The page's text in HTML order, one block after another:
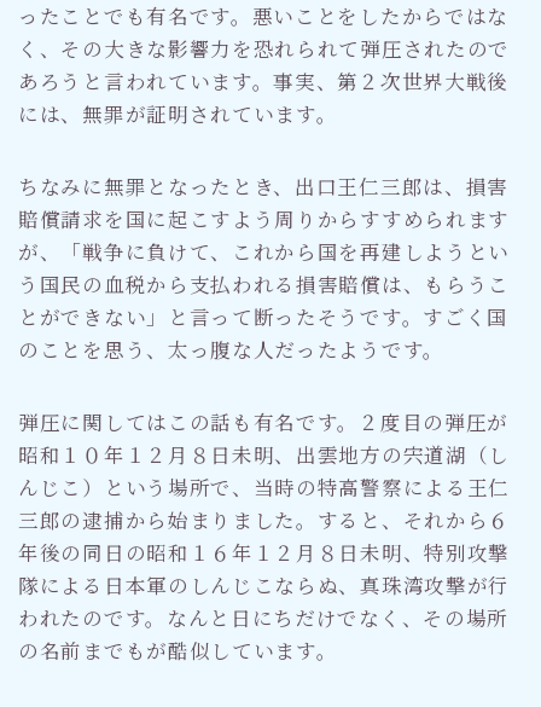
ったことでも有名です。悪いことをしたからではな
く、その大きな影響力を恐れられて弾圧されたので
あろうと言われています。事実、第２次世界大戦後
には、無罪が証明されています。
ちなみに無罪となったとき、出口王仁三郎は、損害
賠償請求を国に起こすよう周りからすすめられます
が、「戦争に負けて、これから国を再建しようとい
う国民の血税から支払われる損害賠償は、もらうこ
とができない」と言って断ったそうです。すごく国
のことを思う、太っ腹な人だったようです。
弾圧に関してはこの話も有名です。２度目の弾圧が
昭和１０年１２月８日未明、出雲地方の宍道湖（し
んじこ）という場所で、当時の特高警察による王仁
三郎の逮捕から始まりました。すると、それから６
年後の同日の昭和１６年１２月８日未明、特別攻撃
隊による日本軍のしんじこならぬ、真珠湾攻撃が行
われたのです。なんと日にちだけでなく、その場所
の名前までもが酷似しています。